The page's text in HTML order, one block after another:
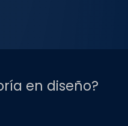
en diseño?